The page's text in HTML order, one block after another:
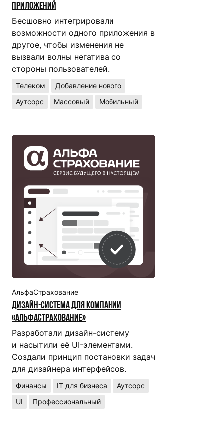
приложений
Бесшовно интегрировали
возможности одного приложения в
другое, чтобы изменения не
вызвали волны негатива со
стороны пользователей.
Телеком
Добавление нового
Аутсорс
Массовый Мобильный
АльфаСтрахование
Дизайн-система для компании
«АльфаСтрахование»
Разработали дизайн-систему
и насытили её UI-элементами.
Создали принцип постановки задач
для дизайнера интерфейсов.
Финансы IT для бизнеса
Аутсорс
UI
Профессиональный